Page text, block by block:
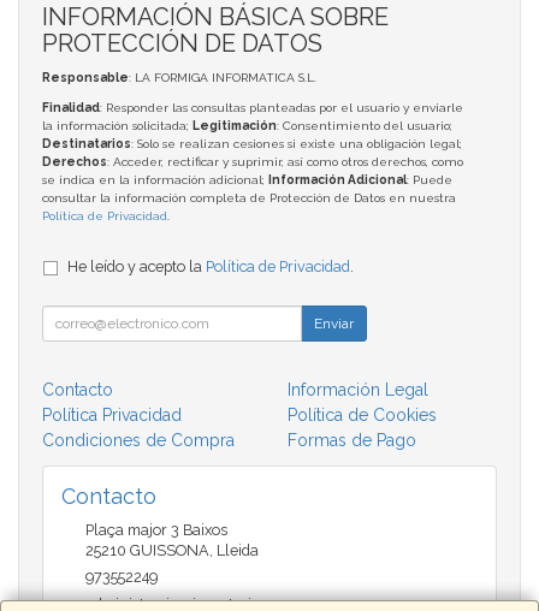
INFORMACIÓN BÁSICA SOBRE
PROTECCIÓN DE DATOS
Responsable: LA FORMIGA INFORMATICA S.L.
Finalidad: Responder las consultas planteadas por el usuario y enviarle
la información solicitada; Legitimación: Consentimiento del usuario;
Destinatarios: Solo se realizan cesiones si existe una obligación legal;
Derechos: Acceder, rectificar y suprimir, así como otros derechos, como
se indica en la información adicional;
Información Adicional: Puede
consultar la información completa de Protección de Datos en nuestra
Política de Privacidad
He leído y acepto la Política de Privacidad
Enviar
Contacto
Información Legal
Política Privacidad
Política de Cookies
Condiciones de Compra
Formas de Pago
Contacto
Plaça major 3 Baixos
25210 GUISSONA Lleida
973552249
administracio@insectari.com